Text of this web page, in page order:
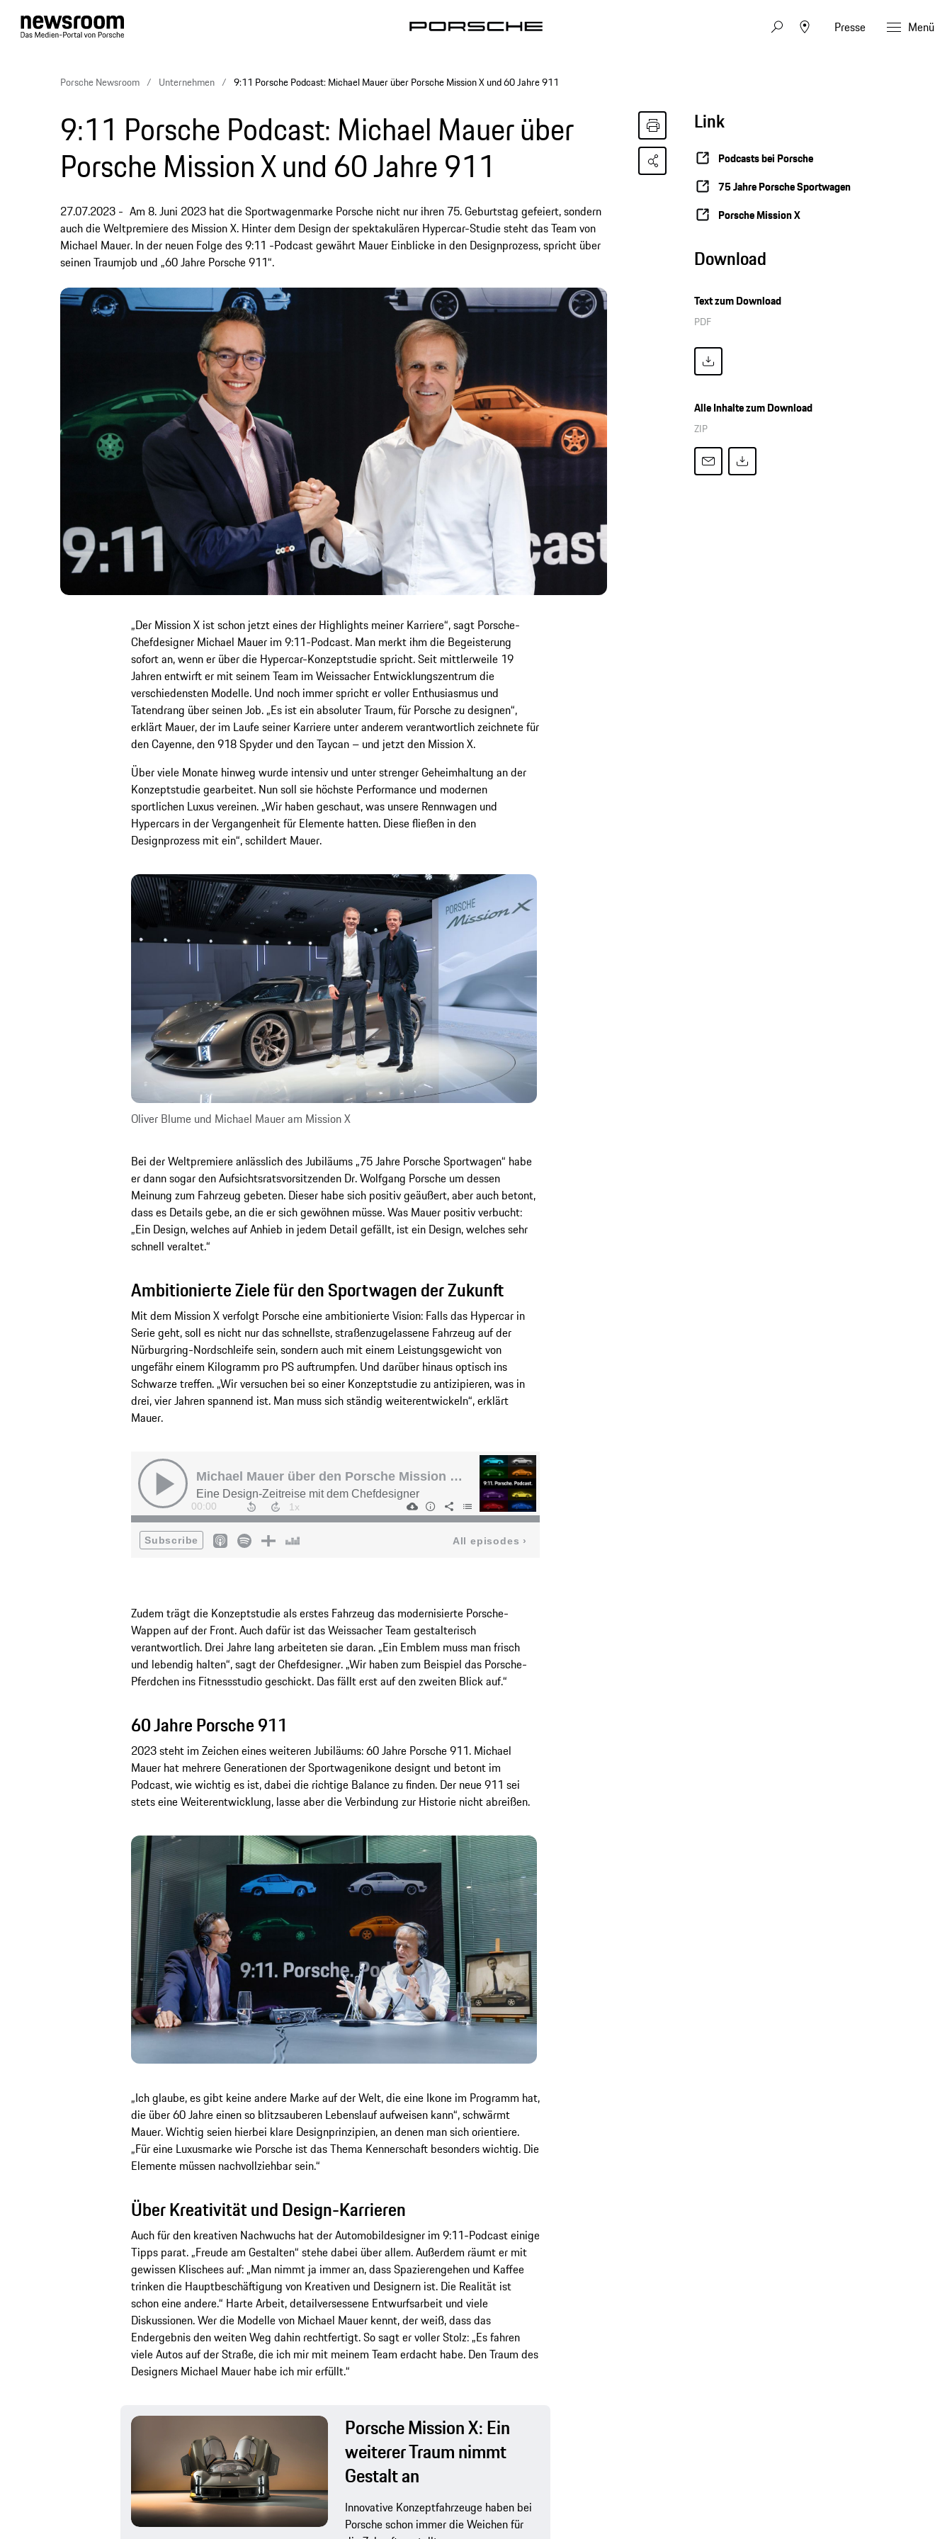
Presse Menü
Porsche Newsroom Unternehmen 9:11 Porsche Podcast: Michael Mauer über Porsche Mission X und 60 Jahre 911
9:11 Porsche Podcast: Michael Mauer über
Porsche Mission X und 60 Jahre 911
27.07.2023
Am 8. Juni 2023 hat die Sportwagenmarke Porsche nicht nur ihren 75. Geburtstag gefeiert, sondern
auch die Weltpremiere des Mission X. Hinter dem Design der spektakulären Hypercar-Studie steht das Team von
Michael Mauer. In der neuen Folge des 9:11 -Podcast gewährt Mauer Einblicke in den Designprozess, spricht über
seinen Traumjob und „60 Jahre Porsche 911“.
„Der Mission X ist schon jetzt eines der Highlights meiner Karriere“, sagt Porsche-
Chefdesigner Michael Mauer im 9:11-Podcast. Man merkt ihm die Begeisterung
sofort an, wenn er über die Hypercar-Konzeptstudie spricht. Seit mittlerweile 19
Jahren entwirft er mit seinem Team im Weissacher Entwicklungszentrum die
verschiedensten Modelle. Und noch immer spricht er voller Enthusiasmus und
Tatendrang über seinen Job. „Es ist ein absoluter Traum, für Porsche zu designen“,
erklärt Mauer, der im Laufe seiner Karriere unter anderem verantwortlich zeichnete für
den Cayenne, den 918 Spyder und den Taycan – und jetzt den Mission X.
Über viele Monate hinweg wurde intensiv und unter strenger Geheimhaltung an der
Konzeptstudie gearbeitet. Nun soll sie höchste Performance und modernen
sportlichen Luxus vereinen. „Wir haben geschaut, was unsere Rennwagen und
Hypercars in der Vergangenheit für Elemente hatten. Diese fließen in den
Designprozess mit ein“, schildert Mauer.
Oliver Blume und Michael Mauer am Mission X
Bei der Weltpremiere anlässlich des Jubiläums „75 Jahre Porsche Sportwagen“ habe
er dann sogar den Aufsichtsratsvorsitzenden Dr. Wolfgang Porsche um dessen
Meinung zum Fahrzeug gebeten. Dieser habe sich positiv geäußert, aber auch betont,
dass es Details gebe, an die er sich gewöhnen müsse. Was Mauer positiv verbucht:
„Ein Design, welches auf Anhieb in jedem Detail gefällt, ist ein Design, welches sehr
schnell veraltet.“
Ambitionierte Ziele für den Sportwagen der Zukunft
Mit dem Mission X verfolgt Porsche eine ambitionierte Vision: Falls das Hypercar in
Serie geht, soll es nicht nur das schnellste, straßenzugelassene Fahrzeug auf der
Nürburgring-Nordschleife sein, sondern auch mit einem Leistungsgewicht von
ungefähr einem Kilogramm pro PS auftrumpfen. Und darüber hinaus optisch ins
Schwarze treffen. „Wir versuchen bei so einer Konzeptstudie zu antizipieren, was in
drei, vier Jahren spannend ist. Man muss sich ständig weiterentwickeln“, erklärt
Mauer.
Zudem trägt die Konzeptstudie als erstes Fahrzeug das modernisierte Porsche-
Wappen auf der Front. Auch dafür ist das Weissacher Team gestalterisch
verantwortlich. Drei Jahre lang arbeiteten sie daran. „Ein Emblem muss man frisch
und lebendig halten“, sagt der Chefdesigner. „Wir haben zum Beispiel das Porsche-
Pferdchen ins Fitnessstudio geschickt. Das fällt erst auf den zweiten Blick auf.“
60 Jahre Porsche 911
2023 steht im Zeichen eines weiteren Jubiläums: 60 Jahre Porsche 911. Michael
Mauer hat mehrere Generationen der Sportwagenikone designt und betont im
Podcast, wie wichtig es ist, dabei die richtige Balance zu finden. Der neue 911 sei
stets eine Weiterentwicklung, lasse aber die Verbindung zur Historie nicht abreißen.
„Ich glaube, es gibt keine andere Marke auf der Welt, die eine Ikone im Programm hat,
die über 60 Jahre einen so blitzsauberen Lebenslauf aufweisen kann“, schwärmt
Mauer. Wichtig seien hierbei klare Designprinzipien, an denen man sich orientiere.
„Für eine Luxusmarke wie Porsche ist das Thema Kennerschaft besonders wichtig. Die
Elemente müssen nachvollziehbar sein.“
Über Kreativität und Design-Karrieren
Auch für den kreativen Nachwuchs hat der Automobildesigner im 9:11-Podcast einige
Tipps parat. „Freude am Gestalten“ stehe dabei über allem. Außerdem räumt er mit
gewissen Klischees auf: „Man nimmt ja immer an, dass Spazierengehen und Kaffee
trinken die Hauptbeschäftigung von Kreativen und Designern ist. Die Realität ist
schon eine andere.“ Harte Arbeit, detailversessene Entwurfsarbeit und viele
Diskussionen. Wer die Modelle von Michael Mauer kennt, der weiß, dass das
Endergebnis den weiten Weg dahin rechtfertigt. So sagt er voller Stolz: „Es fahren
viele Autos auf der Straße, die ich mir mit meinem Team erdacht habe. Den Traum des
Designers Michael Mauer habe ich mir erfüllt.“
Porsche Mission X: Ein
weiterer Traum nimmt
Gestalt an
Innovative Konzeptfahrzeuge haben bei
Porsche schon immer die Weichen für
Link
Podcasts bei Porsche
75 Jahre Porsche Sportwagen
Porsche Mission X
Download
Text zum Download
PDF
Alle Inhalte zum Download
ZIP